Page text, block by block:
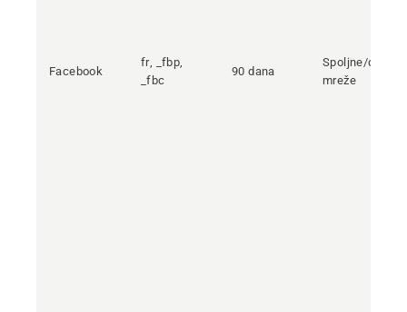
Facebook
fr, _fbp,
_fbc
90 dana
Spoljne/
mreže